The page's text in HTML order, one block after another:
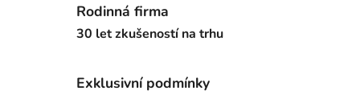
Rodinná firma
30 let zkušeností na trhu
Exklusivní podmínky